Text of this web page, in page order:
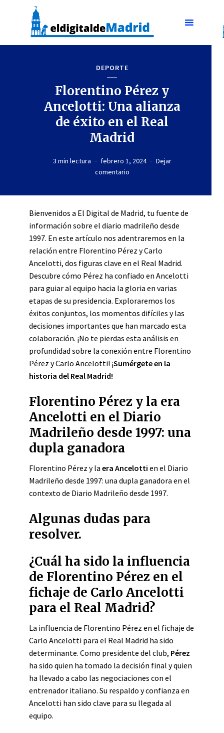
DEPORTE
Florentino Pérez y
Ancelotti: Una alianza
de éxito en el Real
Madrid
3 min lectura febrero 1, 2024
Dejar
comentario
Bienvenidos a El Digital de Madrid, tu fuente de
información sobre el diario madrileño desde
1997. En este artículo nos adentraremos en la
relación entre Florentino Pérez y Carlo
Ancelotti, dos figuras clave en el Real Madrid.
Descubre cómo Pérez ha confiado en Ancelotti
para guiar al equipo hacia la gloria en varias
etapas de su presidencia. Exploraremos los
éxitos conjuntos, los momentos difíciles y las
decisiones importantes que han marcado esta
colaboración. ¡No te pierdas esta análisis en
profundidad sobre la conexión entre Florentino
Pérez y Carlo Ancelotti! ¡Sumérgete en la
historia del Real Madrid!
Florentino Pérez y la era
Ancelotti en el Diario
Madrileño desde 1997: una
dupla ganadora
Florentino Pérez y la era Ancelotti en el Diario
Madrileño desde 1997: una dupla ganadora en el
contexto de Diario Madrileño desde 1997.
Algunas dudas para
resolver.
¿Cuál ha sido la influencia
de Florentino Pérez en el
fichaje de Carlo Ancelotti
para el Real Madrid?
La influencia de Florentino Pérez en el fichaje de
Carlo Ancelotti para el Real Madrid ha sido
determinante. Como presidente del club, Pérez
ha sido quien ha tomado la decisión final y quien
ha llevado a cabo las negociaciones con el
entrenador italiano. Su respaldo y confianza en
Ancelotti han sido clave para su llegada al
equipo.